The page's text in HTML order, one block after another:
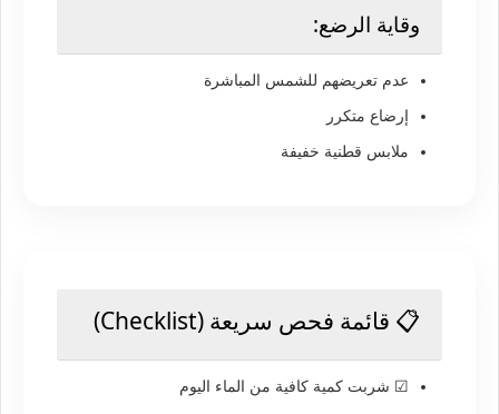
وقاية الرضع:
عدم تعريضهم للشمس المباشرة
إرضاع متكرر
ملابس قطنية خفيفة
📋 قائمة فحص سريعة (Checklist)
☑ شربت كمية كافية من الماء اليوم